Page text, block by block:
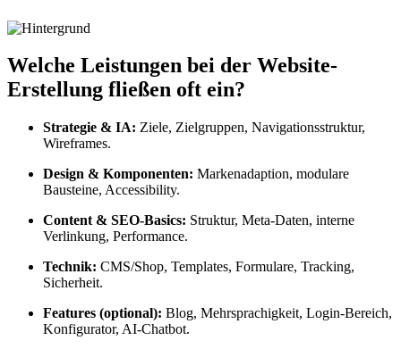
Welche Leistungen bei der Website-
Erstellung fließen oft ein?
Strategie & IA: Ziele, Zielgruppen, Navigationsstruktur,
Wireframes.
Design & Komponenten: Markenadaption, modulare
Bausteine, Accessibility.
Content & SEO-Basics: Struktur, Meta-Daten, interne
Verlinkung, Performance.
Technik: CMS/Shop, Templates, Formulare, Tracking,
Sicherheit.
Features (optional): Blog, Mehrsprachigkeit, Login-Bereich,
Konfigurator, AI-Chatbot.